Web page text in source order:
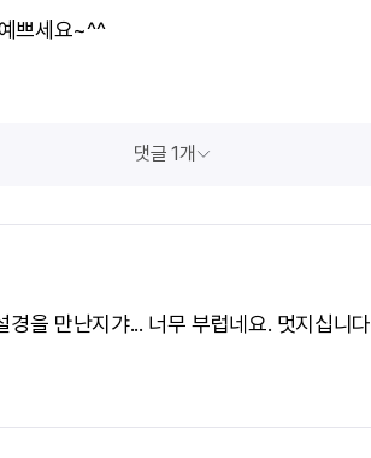
쁘세요~^^
댓글 1개
경을 만난지갸... 너무 부럽네요. 멋지십니다